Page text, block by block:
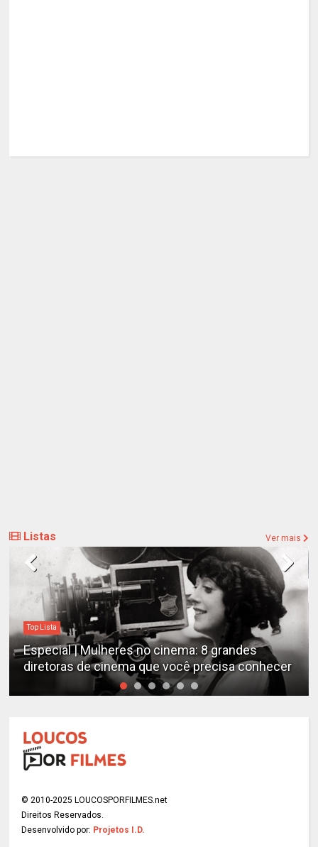
Listas Ver mais
cinema: 8 grandes
que você precisa conhecer
Destaques
Estudo determina os
emocionantes de
© 2010-2025 LOUCOSPORFILMES.net
Direitos Reservados.
Desenvolvido por: Projetos I.D.